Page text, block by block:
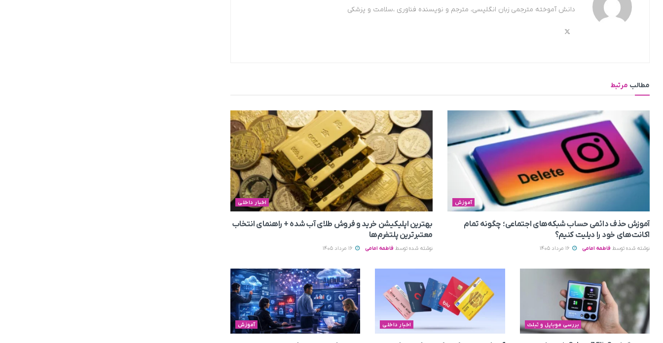
دانش آموخته مترجمی زبان انگلیسی، مترجم و نویسنده فناوری ،سلامت و پزشکی
مطالب مرتبط
آموزش
آموزش حذف دائمی حساب شبکه‌های اجتماعی؛ چگونه تمام
اکانت‌های خود را دیلیت کنیم؟
نوشته شده توسط فاطمه امامی
اخبار داخلی
بهترین اپلیکیشن خرید و فروش طلای آب شده + راهنمای انتخاب
معتبرترین پلتفرم‌ها
نوشته شده توسط فاطمه امامی
بررسی موبایل و تبلت اخبار داخلی آموزش